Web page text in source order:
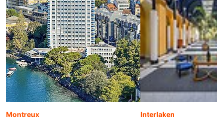
Montreux Interlaken